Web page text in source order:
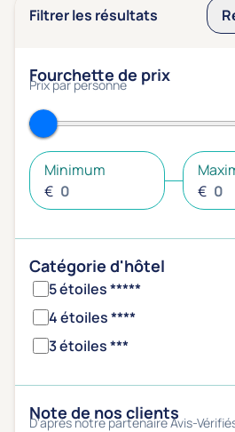
Filtrer les résultats
Fourchette de prix
Prix par personne
Minimum
€
€
Catégorie d'hôtel
5 étoiles *****
4 étoiles ****
3 étoiles ***
Note de nos clients
D'après notre partenaire Avis-